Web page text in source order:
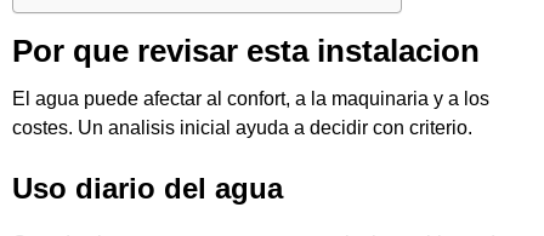
Por que revisar esta instalacion
El agua puede afectar al confort, a la maquinaria y a los
costes. Un analisis inicial ayuda a decidir con criterio.
Uso diario del agua